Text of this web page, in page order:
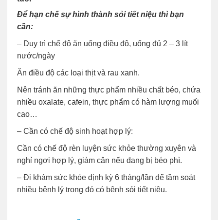
Để hạn chế sự hình thành sỏi tiết niệu thì bạn
cần:
– Duy trì chế độ ăn uống điều độ, uống đủ 2 – 3 lít
nước/ngày
Ăn điều độ các loại thịt và rau xanh.
Nên tránh ăn những thực phẩm nhiều chất béo, chứa
nhiều oxalate, cafein, thực phẩm có hàm lượng muối
cao…
– Cần có chế độ sinh hoạt hợp lý:
Cần có chế độ rèn luyện sức khỏe thường xuyên và
nghỉ ngơi hợp lý, giảm cân nếu đang bị béo phì.
– Đi khám sức khỏe định kỳ 6 tháng/lần để tầm soát
nhiều bệnh lý trong đó có bệnh sỏi tiết niệu.